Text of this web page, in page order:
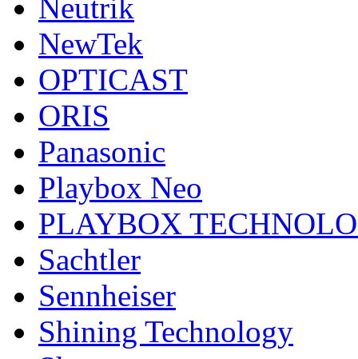
Neutrik
NewTek
OPTICAST
ORIS
Panasonic
Playbox Neo
PLAYBOX
Sachtler
Sennheiser
Shining Technology